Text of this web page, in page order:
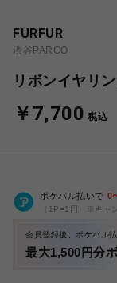
FURFUR
渋谷PARCO
リボンイヤリ
￥7,700 税込
ポケパル払いで 0
（1P=1円）※キャ
会員登録後、ポケパル
最大1,500円分